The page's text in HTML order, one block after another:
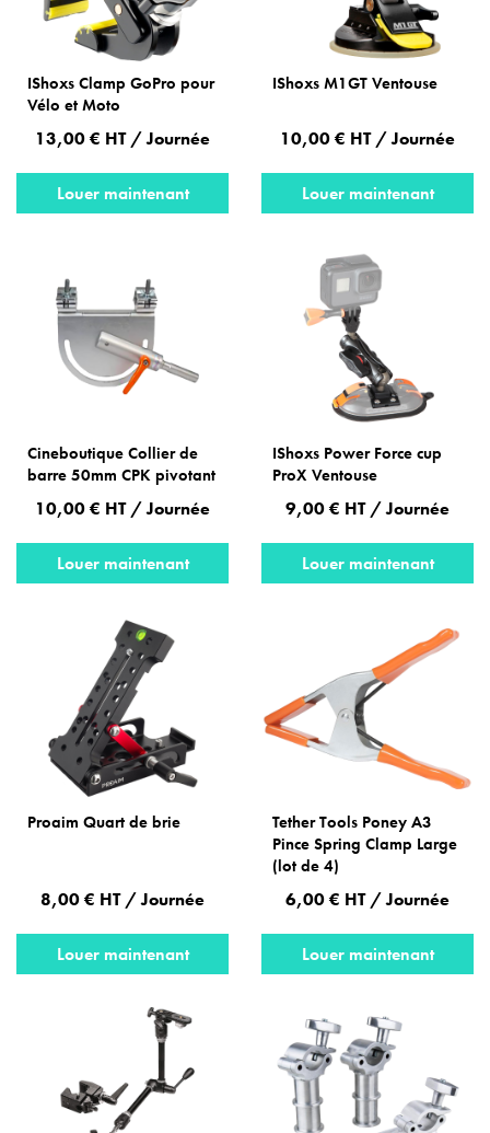
IShoxs Clamp GoPro pour
Vélo et Moto
13,00 € HT / Journée
Louer maintenant
IShoxs M1GT Ventouse
10,00 € HT / Journée
Louer maintenant
Cineboutique Collier de
barre 50mm CPK pivotant
10,00 € HT / Journée
Louer maintenant
IShoxs Power Force cup
ProX Ventouse
9,00 € HT / Journée
Louer maintenant
Proaim Quart de brie
8,00 € HT / Journée
Louer maintenant
Tether Tools Poney A3
Pince Spring Clamp Large
(lot de 4)
6,00 € HT / Journée
Louer maintenant